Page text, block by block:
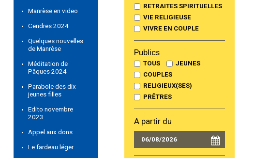
RETRAITES SPIRITUELLES
VIE RELIGIEUSE
VIVRE EN COUPLE
Publics
TOUS
JEUNES
COUPLES
RELIGIEUX(SES)
PRÊTRES
A partir du
Manrèse en video
Cendres 2024
Quelques nouvelles
de Manrèse
Méditation de
Pâques 2024
Parabole des dix
jeunes filles
Edito novembre
2023
Appel aux dons
Le fardeau léger